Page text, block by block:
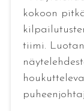
kokoon
tiimi.